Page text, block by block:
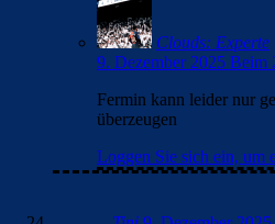
Clouds: Experte
9. Dezember 2025 Beim
Fermin kann leider nur
überzeugen
Loggen Sie sich ein, um